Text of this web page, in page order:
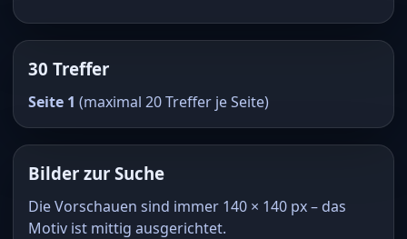
30 Treffer
Seite 1 (maximal 20 Treffer je Seite)
Bilder zur Suche
Die Vorschauen sind immer 140 × 140 px – das
Motiv ist mittig ausgerichtet.